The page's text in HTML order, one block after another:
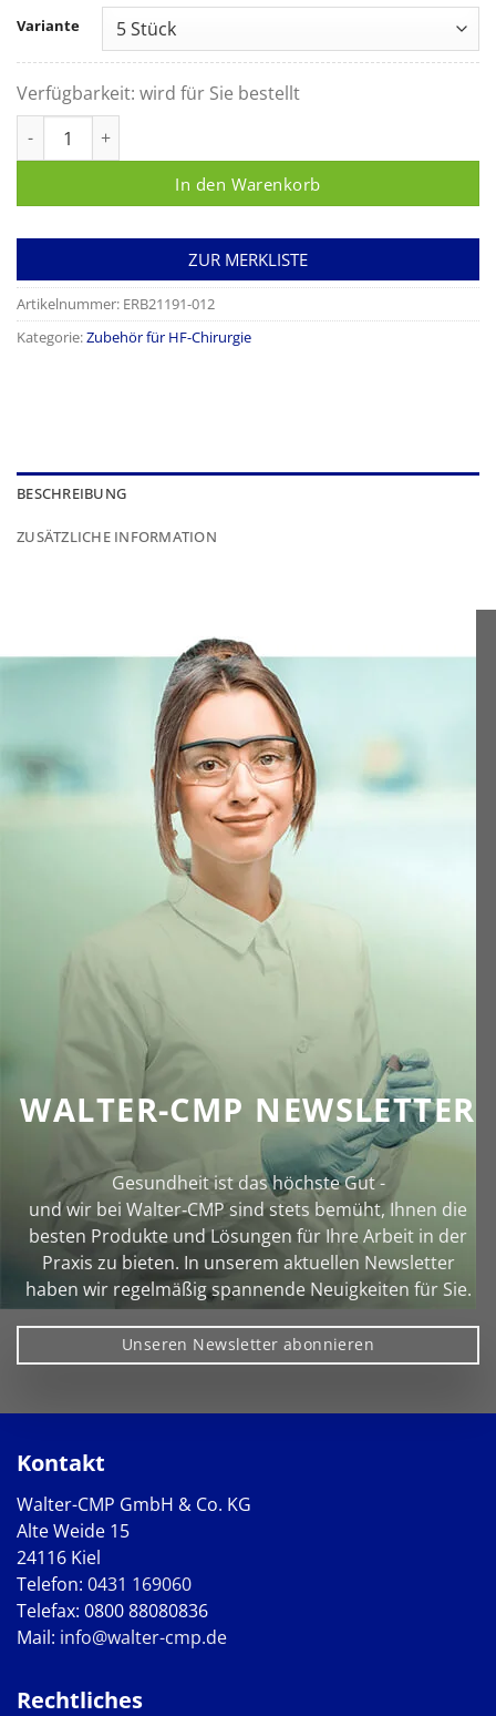
Variante
Verfügbarkeit: wird für Sie bestellt
In den Warenkorb
ZUR MERKLISTE
Artikelnummer: ERB21191-012
Kategorie:Zubehör für HF-Chirurgie
BESCHREIBUNG
ZUSÄTZLICHE INFORMATION
WALTER-CMP NEWSLETTER
Gesundheit ist das höchste Gut -
und wir bei Walter‑CMP sind stets bemüht, Ihnen die
besten Produkte und Lösungen für Ihre Arbeit in der
Praxis zu bieten. In unserem aktuellen Newsletter
haben wir regelmäßig spannende Neuigkeiten für Sie.
Unseren Newsletter abonnieren
Kontakt
Walter-CMP GmbH & Co. KG
Alte Weide 15
24116 Kiel
Telefon: 0431 169060
Telefax: 0800 88080836
Mail: info@walter-cmp.de
Rechtliches